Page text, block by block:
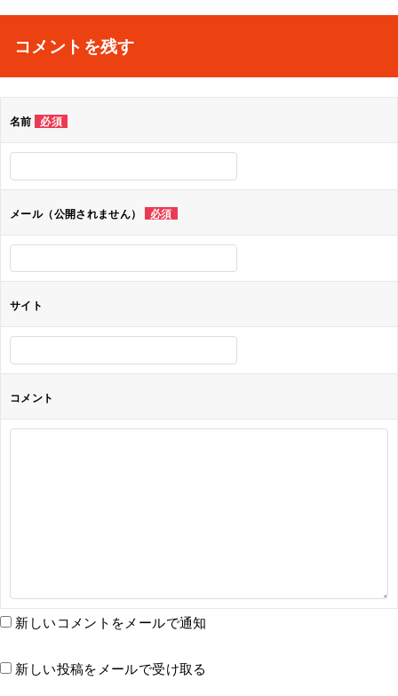
ビ
シ
ョ
ン
コメントを残す
名前 必須
メール（公開されません） 必須
サイト
コメント
新しいコメントをメールで通知
新しい投稿をメールで受け取る